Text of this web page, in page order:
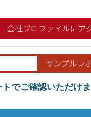
でご確認いただけ